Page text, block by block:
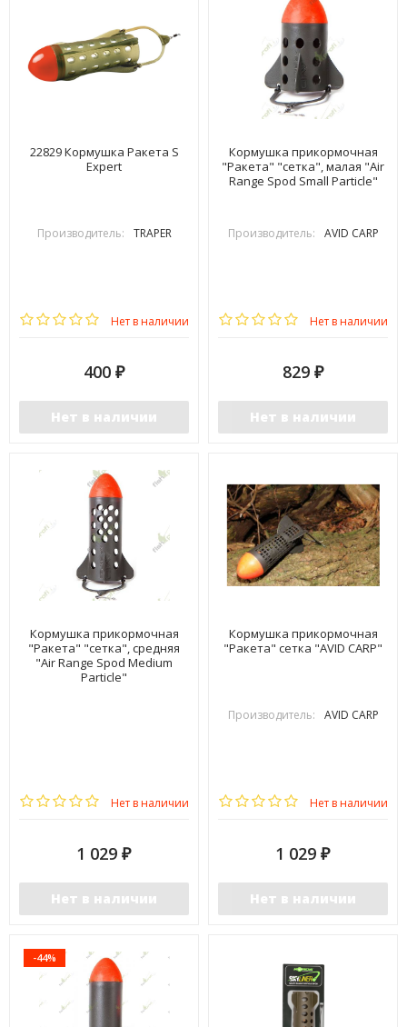
22829 Кормушка Ракета S
Expert
Производитель: TRAPER
Нет в наличии
400 ₽
Нет в наличии
Кормушка прикормочная
"Ракета" "сетка", малая "Air
Range Spod Small Particle"
Производитель: AVID CARP
Нет в наличии
829 ₽
Нет в наличии
Кормушка прикормочная
"Ракета" "сетка", средняя
"Air Range Spod Medium
Particle"
Нет в наличии
1 029 ₽
Нет в наличии
Кормушка прикормочная
"Ракета" сетка "AVID CARP"
Производитель: AVID CARP
Нет в наличии
1 029 ₽
Нет в наличии
-44%